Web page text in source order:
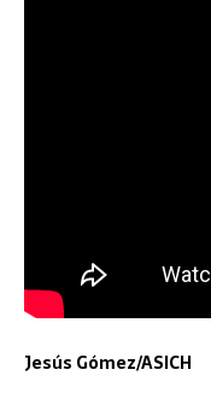
Jesús Gómez/ASICH